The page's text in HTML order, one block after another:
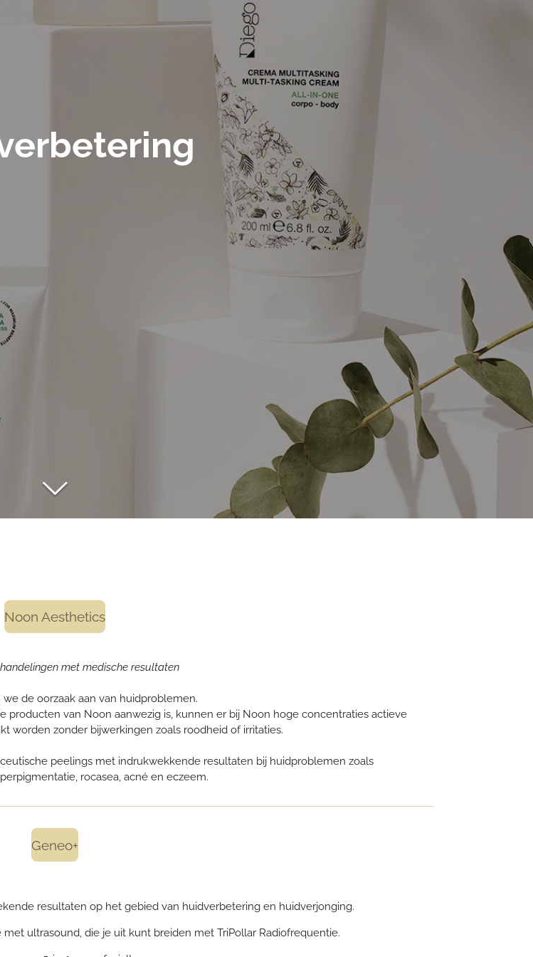
Noon Aesthetics
met medische resultaten
de oorzaak aan van huidproblemen.
van Noon aanwezig is, kunnen er bij Noon hoge concentraties actieve
worden zonder bijwerkingen zoals roodheid of irritaties.
peelings met indrukwekkende resultaten bij huidproblemen zoals
rocasea, acné en eczeem.
Geneo+
resultaten op het gebied van huidverbetering en huidverjonging.
ultrasound, die je uit kunt breiden met TriPollar Radiofrequentie.